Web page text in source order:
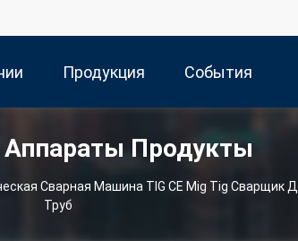
Продукция События
Продукты
Сварная Машина TIG CE Mig Tig Сварщик
Труб